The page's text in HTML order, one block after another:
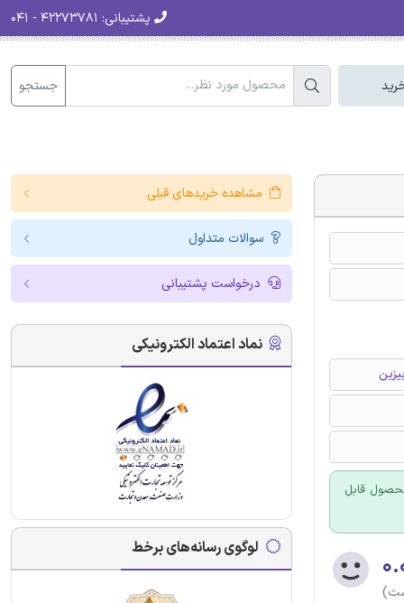
پشتیبانی:
جستجو
قابل
مشاهده خریدهای قبلی
سوالات متداول
درخواست پشتیبانی
نماد اعتماد الکترونیکی
لوگوی رسانه‌های برخط